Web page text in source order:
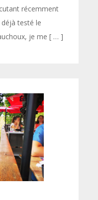
récemment
testé le
je me [ … ]